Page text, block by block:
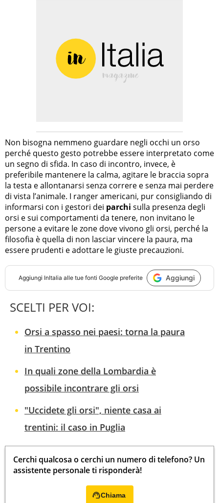
Non bisogna nemmeno guardare negli occhi un orso
perché questo gesto potrebbe essere interpretato come
un segno di sfida. In caso di incontro, invece, è
preferibile mantenere la calma, agitare le braccia sopra
la testa e allontanarsi senza correre e senza mai perdere
di vista l’animale. I ranger americani, pur consigliando di
informarsi con i gestori dei parchi sulla presenza degli
orsi e sui comportamenti da tenere, non invitano le
persone a evitare le zone dove vivono gli orsi, perché la
filosofia è quella di non lasciar vincere la paura, ma
essere prudenti e adottare le giuste precauzioni.
Aggiungi InItalia alle tue fonti Google preferite Aggiungi
SCELTI PER VOI:
Orsi a spasso nei paesi: torna la paura
in Trentino
In quali zone della Lombardia è
possibile incontrare gli orsi
"Uccidete gli orsi", niente casa ai
trentini: il caso in Puglia
Cerchi qualcosa o cerchi un numero di telefono? Un
assistente personale ti risponderà!
Chiama